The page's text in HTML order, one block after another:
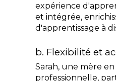
expérience
et intégrée,
d'apprentissage à
b. Flexibilité et
Sarah, une mère